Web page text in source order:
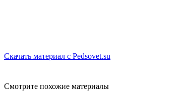
Скачать материал с Pedsovet.su
Смотрите похожие материалы